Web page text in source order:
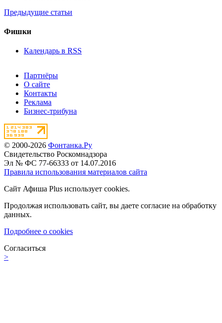
Предыдущие статьи
Фишки
Календарь в RSS
Партнёры
О сайте
Контакты
Реклама
Бизнес-трибуна
© 2000-2026 Фонтанка.Ру
Свидетельство Роскомнадзора
Эл № ФС 77-66333 от 14.07.2016
Правила использования материалов сайта
Сайт Афиша Plus использует cookies.
Продолжая использовать сайт, вы даете согласие на обработку
данных.
Подробнее о cookies
Согласиться
>